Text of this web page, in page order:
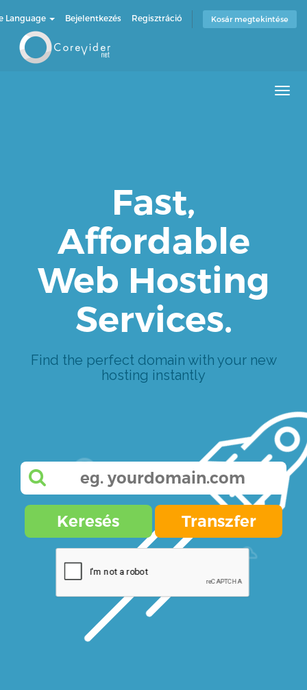
Language Bejelentkezés Regisztráció Kosár megtekintése
Fast,
Affordable
Web Hosting
Services.
Find the perfect domain with your new
hosting instantly